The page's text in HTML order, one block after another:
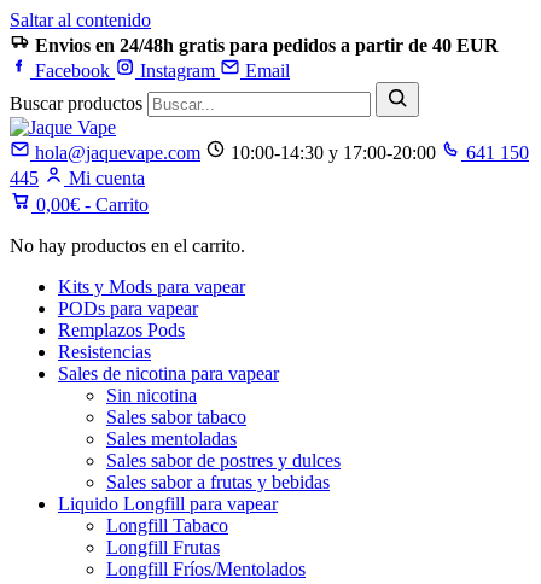
Saltar al contenido
Envios en 24/48h gratis para pedidos a partir de 40 EUR
Facebook
Instagram
Email
Buscar productos
hola@jaquevape.com 10:00-14:30 y 17:00-20:00
641 150
445
Mi cuenta
0,00€ - Carrito
No hay productos en el carrito.
Kits y Mods para vapear
PODs para vapear
Remplazos Pods
Resistencias
Sales de nicotina para vapear
Sin nicotina
Sales sabor tabaco
Sales mentoladas
Sales sabor de postres y dulces
Sales sabor a frutas y bebidas
Liquido Longfill para vapear
Longfill Tabaco
Longfill Frutas
Longfill Fríos/Mentolados